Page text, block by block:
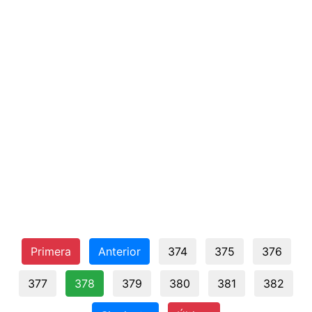
Primera Anterior 374 375 376
377 378 379 380 381 382